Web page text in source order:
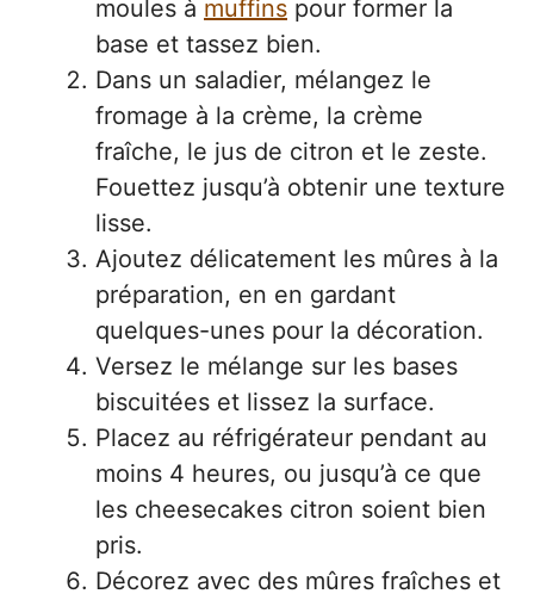
moules à muffins pour former la
base et tassez bien.
Dans un saladier, mélangez le
fromage à la crème, la crème
fraîche, le jus de citron et le zeste.
Fouettez jusqu’à obtenir une texture
lisse.
Ajoutez délicatement les mûres à la
préparation, en en gardant
quelques-unes pour la décoration.
Versez le mélange sur les bases
biscuitées et lissez la surface.
Placez au réfrigérateur pendant au
moins 4 heures, ou jusqu’à ce que
les cheesecakes citron soient bien
pris.
Décorez avec des mûres fraîches et